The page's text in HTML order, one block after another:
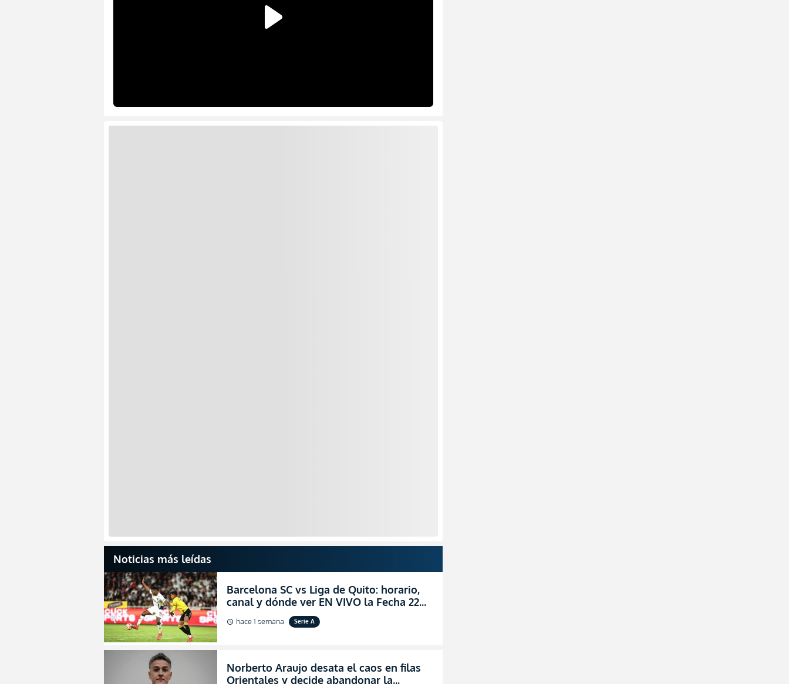
Noticias más leídas
Barcelona SC vs Liga de Quito: horario,
canal y dónde ver EN VIVO la Fecha 22
de la LigaPro 2026
schedule hace 1 semana Serie A
Norberto Araujo desata el caos en filas
Orientales y decide abandonar la